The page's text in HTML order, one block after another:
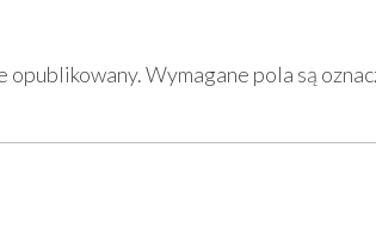
opublikowany.Wymagane pola są